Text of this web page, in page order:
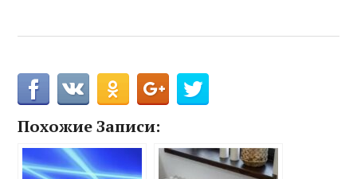
Похожие Записи: